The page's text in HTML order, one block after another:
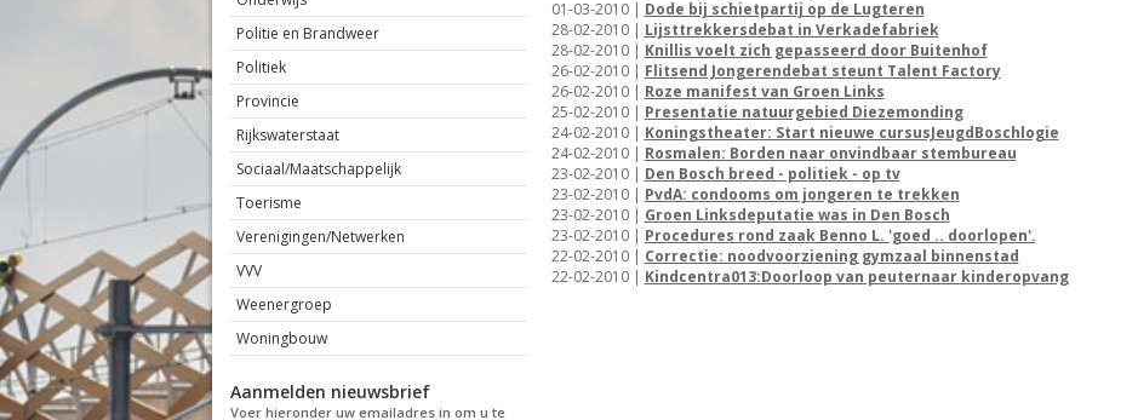
Politie en Brandweer
Politiek
Provincie
Rijkswaterstaat
Sociaal/Maatschappelijk
Toerisme
Verenigingen/Netwerken
VVV
Weenergroep
Woningbouw
Aanmelden nieuwsbrief
Voer hieronder uw emailadres in om u te
01-03-2010 | Dode bij schietpartij op de Lugteren
28-02-2010 | Lijsttrekkersdebat in Verkadefabriek
28-02-2010 | Knillis voelt zich gepasseerd door Buitenhof
26-02-2010 | Flitsend Jongerendebat steunt Talent Factory
26-02-2010 | Roze manifest van Groen Links
25-02-2010 | Presentatie natuurgebied Diezemonding
24-02-2010 | Koningstheater: Start nieuwe cursusJeugdBoschlogie
24-02-2010 | Rosmalen: Borden naar onvindbaar stembureau
23-02-2010 | Den Bosch breed - politiek - op tv
23-02-2010 | PvdA: condooms om jongeren te trekken
23-02-2010 | Groen Linksdeputatie was in Den Bosch
23-02-2010 | Procedures rond zaak Benno L. 'goed .. doorlopen'.
22-02-2010 | Correctie: noodvoorziening gymzaal binnenstad
22-02-2010 | Kindcentra013:Doorloop van peuternaar kinderopvang